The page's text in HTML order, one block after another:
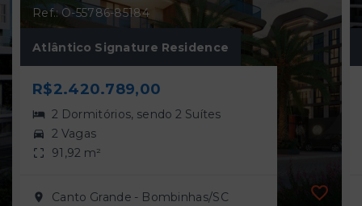
Ref.: O-55786-85184
Atlântico Signature Residence
R$2.420.789,00
2 Dormitórios, sendo 2 Suítes
2 Vagas
91,92 m²
Canto Grande - Bombinhas/SC